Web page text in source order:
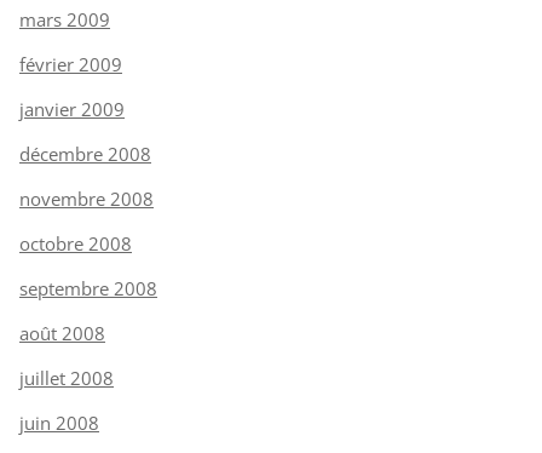
mars 2009
février 2009
janvier 2009
décembre 2008
novembre 2008
octobre 2008
septembre 2008
août 2008
juillet 2008
juin 2008